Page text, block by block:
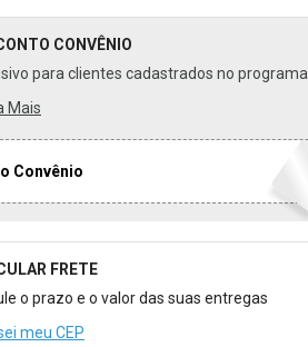
CONVÊNIO
para clientes cadastrados no programa
Mais
Convênio
para Calcular o Frete
FRETE
o prazo e o valor das suas entregas
meu CEP